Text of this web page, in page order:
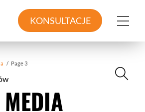
KONSULTACJE
/ Page 3